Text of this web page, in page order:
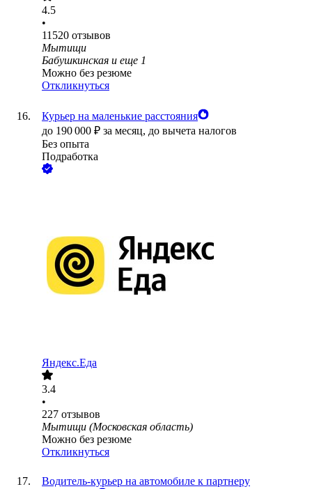
4.5
•
11520 отзывов
Мытищи
Бабушкинская и еще 1
Можно без резюме
Откликнуться
Курьер на маленькие расстояния
до 190 000 ₽ за месяц, до вычета налогов
Без опыта
Подработка
Яндекс.Еда
3.4
•
227 отзывов
Мытищи (Московская область)
Можно без резюме
Откликнуться
Водитель-курьер на автомобиле к партнеру